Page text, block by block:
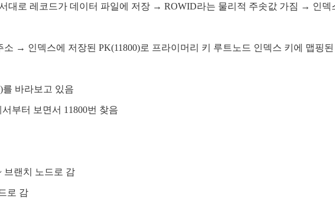
대로 레코드가 데이터 파일에 저장 → ROWID라는 물리적 주솟값 가짐 → 인
소 → 인덱스에 저장된 PK(11800)로 프라이머리 키 루트노드 인덱스 키에 맵핑
를 바라보고 있음
부터 보면서 11800번 찾음
브랜치 노드로 감
로 감